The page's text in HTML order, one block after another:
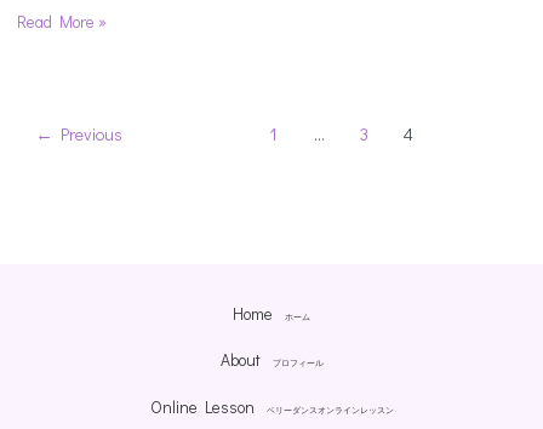
Read More »
← Previous 1 … 3 4
Home ホーム
About プロフィール
Online Lesson ベリーダンスオンラインレッスン